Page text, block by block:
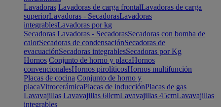
Lavadoras Lavadoras de carga frontalLavadoras de carga
superiorLavadoras - SecadorasLavadoras
integrablesLavadoras por kg
Secadoras Lavadoras - SecadorasSecadoras con bomba de
calorSecadoras de condensaciónSecadoras de
evacuaciónSecadoras integrablesSecadoras por Kg
Hornos Conjunto de horno y placaHornos
convencionalesHornos pirolíticosHornos multifunción
Placas de cocina Conjunto de horno y
placaVitrocerámicaPlacas de inducciónPlacas de gas
Lavavajillas Lavavajillas 60cmLavavajillas 45cmLavavajillas
integrables